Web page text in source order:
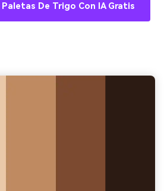
Paletas De Trigo Con IA Gratis